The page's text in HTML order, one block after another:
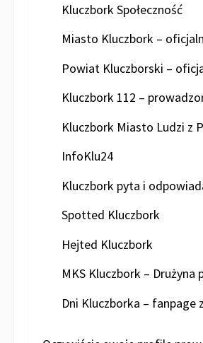
Kluczbork Społeczność
Miasto Kluczbork –
Powiat Kluczborski –
Kluczbork 112 –
Kluczbork Miasto Ludzi z
InfoKlu24
Kluczbork pyta i
Spotted Kluczbork
Hejted Kluczbork
MKS Kluczbork – Drużyna
Dni Kluczborka –